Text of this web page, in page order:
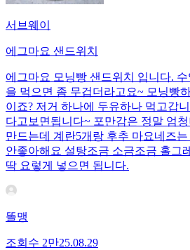
서브웨이
에그마요 샌드위치
에그마요 모닝빵 샌드위치 입니다.
을 먹으면 좀 무겁더라고요~ 모닝빵
이죠? 저거 하나에 두유하나 먹고갑
다고보면됩니다~ 포만감은 정말 엄
만드는데 계란5개랑 후추 마요네즈
안좋아해요 설탕조금 소금조금 홀그
딱 요렇게 넣으면 됩니다.
똘맹
조회수 2만25.08.29